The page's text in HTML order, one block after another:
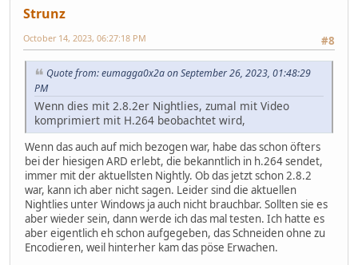
Strunz
#8
October 14, 2023, 06:27:18 PM
Quote from: eumagga0x2a on September 26, 2023, 01:48:29
PM
Wenn dies mit 2.8.2er Nightlies, zumal mit Video
komprimiert mit H.264 beobachtet wird,
Wenn das auch auf mich bezogen war, habe das schon öfters
bei der hiesigen ARD erlebt, die bekanntlich in h.264 sendet,
immer mit der aktuellsten Nightly. Ob das jetzt schon 2.8.2
war, kann ich aber nicht sagen. Leider sind die aktuellen
Nightlies unter Windows ja auch nicht brauchbar. Sollten sie es
aber wieder sein, dann werde ich das mal testen. Ich hatte es
aber eigentlich eh schon aufgegeben, das Schneiden ohne zu
Encodieren, weil hinterher kam das pöse Erwachen.